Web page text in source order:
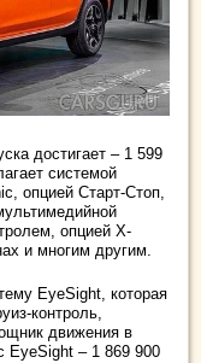
достигает – 1 599
системой
опцией Старт-Стоп,
опцией X-
и многим другим.
EyeSight, которая
контроль,
движения в
EyeSight – 1 869 900